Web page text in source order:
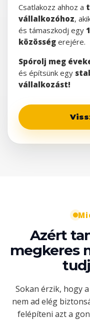
Csatlakozz ahhoz a
vállalkozóhoz,
és támaszkodj egy
közösség erejére.
Spórolj meg
és építsünk egy
vállalkozást!
Azért
megkeres
Sokan érzik, hogy
nem ad elég
felépíteni azt a